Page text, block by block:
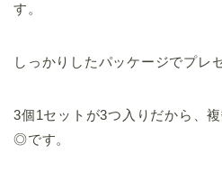
す。
しっかりしたパッケージでプレ
3個1セットが3つ入りだから、
◎です。